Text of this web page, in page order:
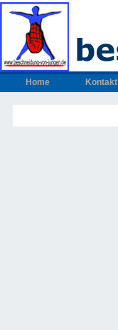
Home Kontakt